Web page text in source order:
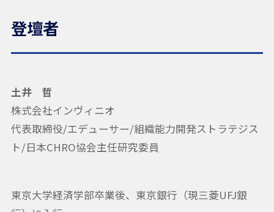
登壇者
土井 哲
株式会社インヴィニオ
代表取締役/エデューサー/組織能力開発ストラテジス
ト/日本CHRO協会主任研究委員
東京大学経済学部卒業後、東京銀行（現三菱UFJ銀